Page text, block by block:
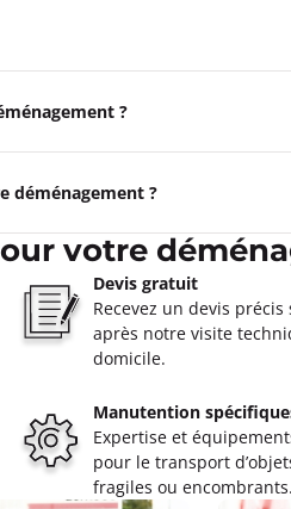
?
déménagement ?
votre
Devis gratuit
Recevez un devis précis
après notre visite
domicile.
Manutention
Expertise et
pour le transport
fragiles ou encombrants.